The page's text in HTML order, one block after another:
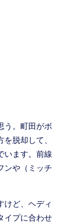
う。町田がボ
脱却して、
います。前線
ンや（ミッチ
けど、ヘディ
イプに合わせ